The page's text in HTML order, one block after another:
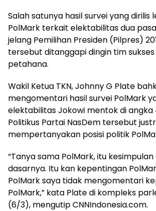
Salah satunya hasil survei yang dirilis
PolMark terkait elektabilitas dua
jelang Pemilihan Presiden (Pilpres)
tersebut ditanggapi dingin tim
petahana.
Wakil Ketua TKN, Johnny G Plate
mengomentari hasil survei PolMark
elektabilitas Jokowi mentok di angka
Politikus Partai NasDem tersebut
mempertanyakan posisi politik
“Tanya sama PolMark, itu
dasarnya. Itu kan kepentingan
PolMark saya tidak mengomentari
PolMark,” kata Plate di kompleks
(6/3), mengutip CNNIndonesia.com.